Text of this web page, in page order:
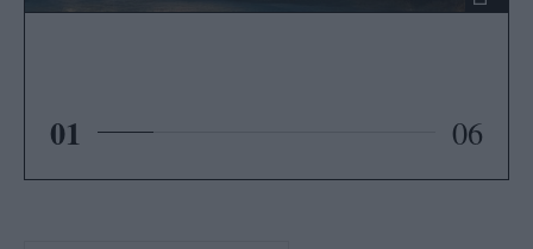
01 06